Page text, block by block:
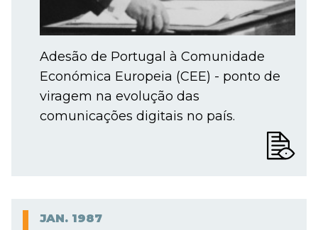
Adesão de Portugal à Comunidade
Económica Europeia (CEE) - ponto de
viragem na evolução das
comunicações digitais no país.
JAN. 1987